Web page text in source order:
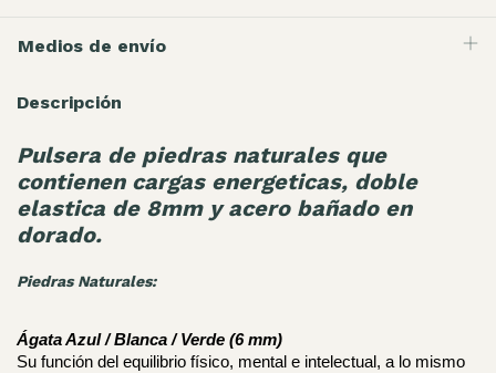
Medios de envío
Descripción
Pulsera de piedras naturales que
contienen cargas energeticas, doble
elastica de 8mm y acero bañado en
dorado.
Piedras Naturales:
Ágata Azul / Blanca / Verde (6 mm)
Su función del equilibrio físico, mental e intelectual, a lo mismo